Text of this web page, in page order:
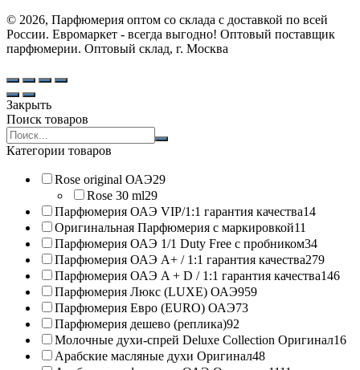
© 2026, Парфюмерия оптом со склада с доставкой по всей
России. Евромаркет - всегда выгодно! Оптовый поставщик
парфюмерии. Оптовый склад, г. Москва
Закрыть
Поиск товаров
Search
products:
Категории товаров
Rose original ОАЭ29
Rose 30 ml29
Парфюмерия ОАЭ VIP/1:1 гарантия качества14
Оригинальная Парфюмерия с маркировкой11
Парфюмерия ОАЭ 1/1 Duty Free с пробником34
Парфюмерия ОАЭ A+ / 1:1 гарантия качества279
Парфюмерия ОАЭ A + D / 1:1 гарантия качества146
Парфюмерия Люкс (LUXE) ОАЭ959
Парфюмерия Евро (EURO) ОАЭ73
Парфюмерия дешево (реплика)92
Молочные духи-спрей Deluxe Collection Оригинал16
Арабские масляные духи Оригинал48